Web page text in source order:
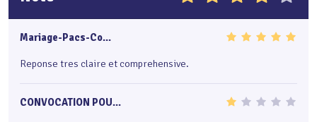
Mariage-Pacs-Co...
Reponse tres claire et comprehensive.
CONVOCATION POU...